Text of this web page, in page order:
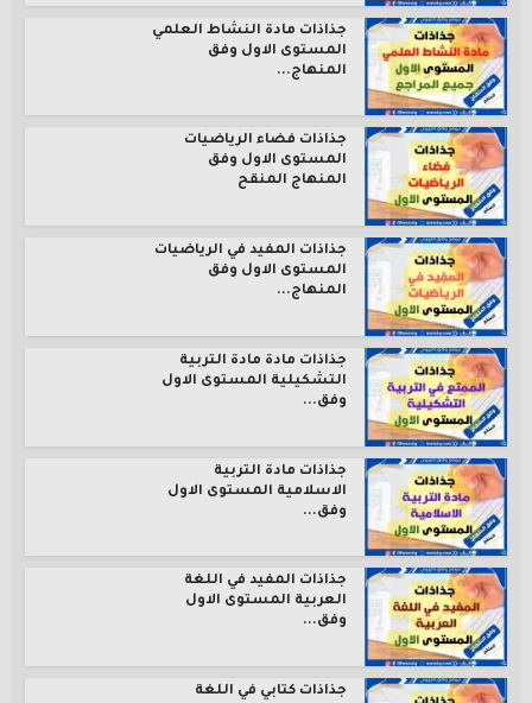
جذاذات مادة النشاط العلمي
المستوى الاول وفق
المنهاج...
جذاذات فضاء الرياضيات
المستوى الاول وفق
المنهاج المنقح
جذاذات المفيد في الرياضيات
المستوى الاول وفق
المنهاج...
جذاذات مادة مادة التربية
التشكيلية المستوى الاول
وفق...
جذاذات مادة التربية
الاسلامية المستوى الاول
وفق...
جذاذات المفيد في اللغة
العربية المستوى الاول
وفق...
جذاذات كتابي في اللغة